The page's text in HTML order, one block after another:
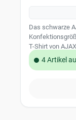
Das schwarze
T-Shirt von
Brustbereich ist
dargestellt.Das
AJAX-Shirts
4 Artikel